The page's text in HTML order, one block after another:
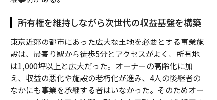
所有権を維持しながら次世代の収益基盤を構築
東京近郊の都市にあった広大な土地を必要とする事業施
設は、最寄り駅から徒歩5分とアクセスがよく、所有地
は1,000坪以上と広大だった。オーナーの高齢化に加
え、収益の悪化や施設の老朽化が進み、4人の後継者の
なかにも事業を承継する者はいなかった。そのためオー